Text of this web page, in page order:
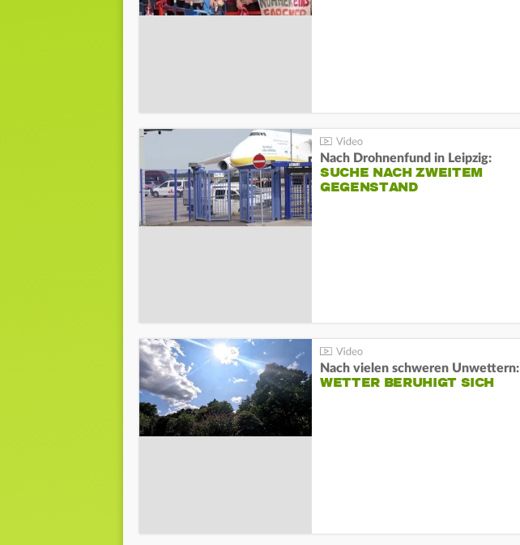
Nach Drohnenfund in Leipzig:
SUCHE NACH ZWEITEM
GEGENSTAND
Nach vielen schweren Unwettern:
WETTER BERUHIGT SICH